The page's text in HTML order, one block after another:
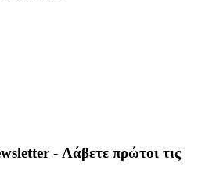
- Λάβετε πρώτοι τις